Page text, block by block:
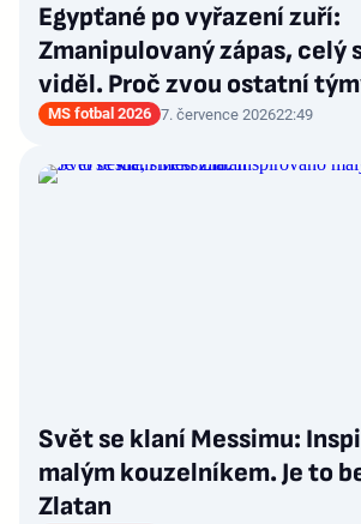
Egypťané po vyřazení zuří:
Zmanipulovaný zápas, celý
viděl. Proč zvou ostatní
MS fotbal 2026 7. července 202622:49
Svět se klaní Messimu:
malým kouzelníkem. Je to
Zlatan